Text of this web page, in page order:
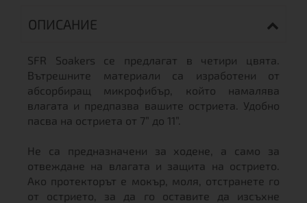
ОПИСАНИЕ
SFR Soakers се предлагат в четири цвята.
Вътрешните материали са изработени от
абсорбиращ микрофибър, който намалява
влагата и предпазва вашите остриета. Удобно
пасва на остриета от 7” до 11”.
Не са предназначени за ходене, а само за
отвеждане на влагата и защита на острието.
Ако протекторът е мокър, моля, отстранете го
от острието, за да го оставите да изсъхне